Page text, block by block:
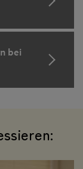
bei